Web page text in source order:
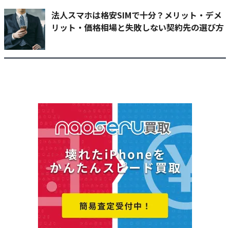
法人スマホは格安SIMで十分？メリット・デメ
リット・価格相場と失敗しない契約先の選び方